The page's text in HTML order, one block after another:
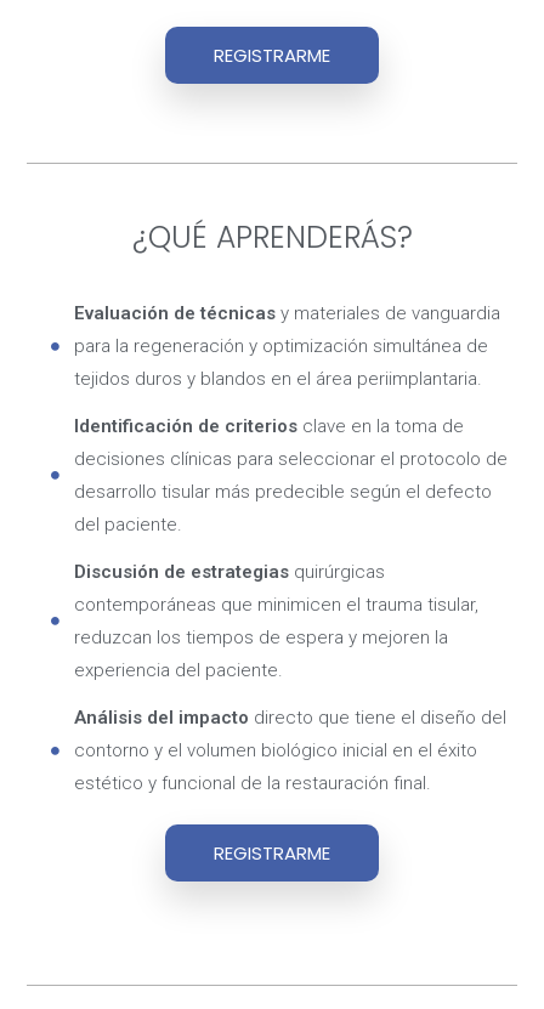
REGISTRARME
¿QUÉ APRENDERÁS?
Evaluación de técnicas y materiales de vanguardia
para la regeneración y optimización simultánea de
tejidos duros y blandos en el área periimplantaria.
Identificación de criterios clave en la toma de
decisiones clínicas para seleccionar el protocolo de
desarrollo tisular más predecible según el defecto
del paciente.
Discusión de estrategias quirúrgicas
contemporáneas que minimicen el trauma tisular,
reduzcan los tiempos de espera y mejoren la
experiencia del paciente.
Análisis del impacto directo que tiene el diseño del
contorno y el volumen biológico inicial en el éxito
estético y funcional de la restauración final.
REGISTRARME